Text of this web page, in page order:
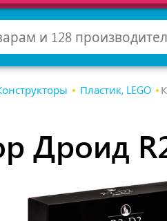
Пластик, LEGO
Дроид